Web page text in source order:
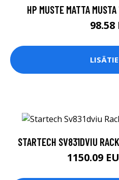
HP MUSTE MATTA
98.58
STARTECH SV831DVIU
1150.09